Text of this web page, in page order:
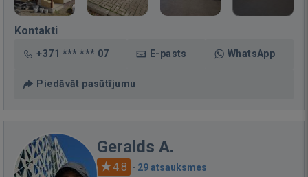
Kontakti
+371 *** *** 07 E-pasts WhatsApp
Piedāvāt pasūtījumu
Geralds A.
4.8 · 29 atsauksmes